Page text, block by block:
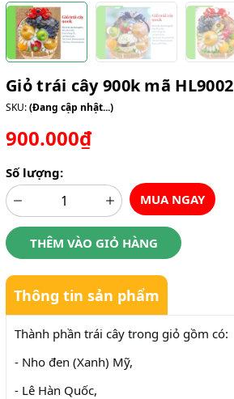
Giỏ trái cây 900k mã HL9002
SKU:(Đang cập nhật...)
900.000₫
Số lượng:
MUA NGAY
THÊM VÀO GIỎ HÀNG
Thông tin sản phẩm
Thành phần trái cây trong giỏ gồm có:
- Nho đen (Xanh) Mỹ,
- Lê Hàn Quốc,